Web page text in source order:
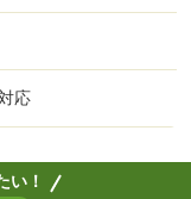
応
い！